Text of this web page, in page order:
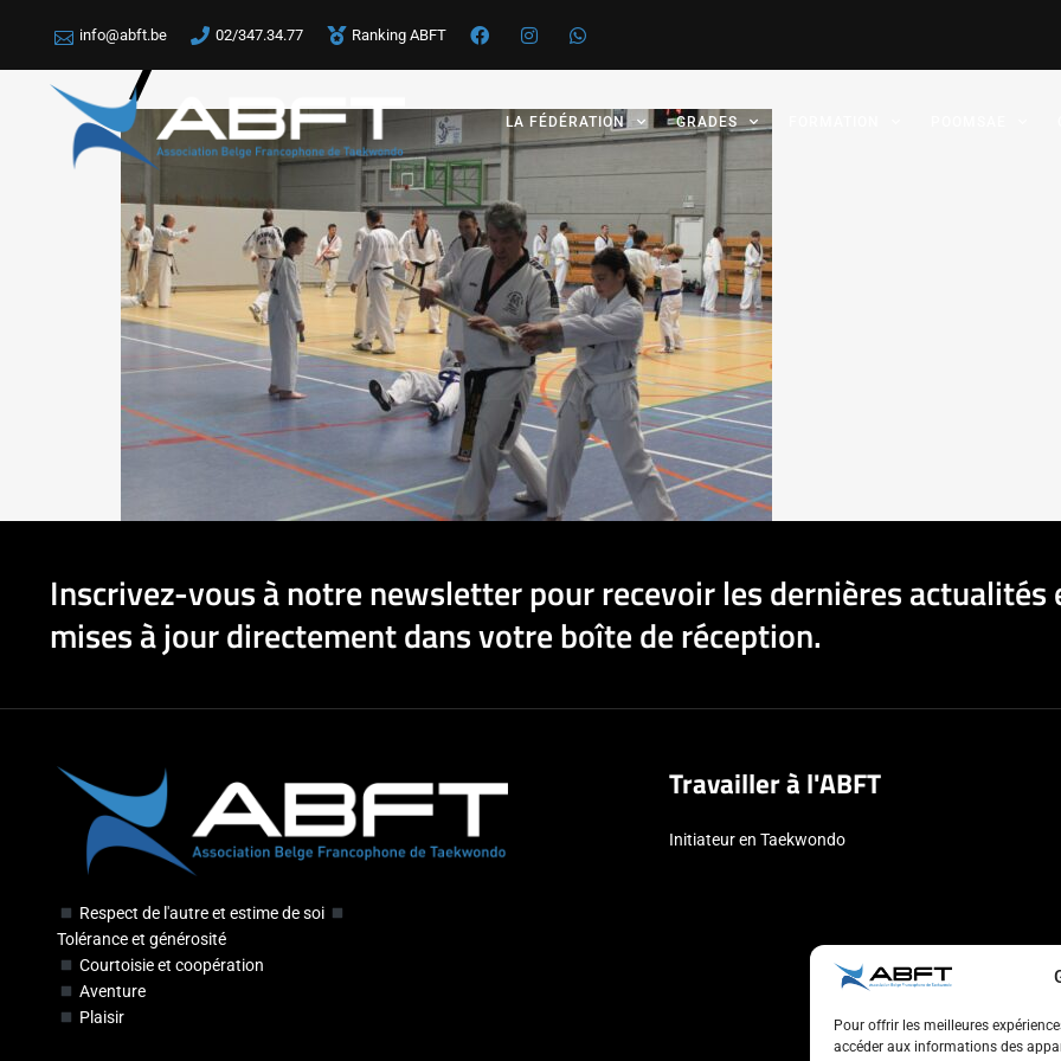
Pour offrir les meilleures
accéder aux informations des
info@abft.be 02/347.34.77 Ranking ABFT
LA FÉDÉRATION GRADES
7
Inscrivez-vous à notre newsletter pour recevoir les dernières actualités
mises à jour directement dans votre boîte de réception.
Respect de l'autre et estime de soi
Tolérance et générosité
Courtoisie et coopération
Aventure
Plaisir
Travailler à l'ABFT
Initiateur en Taekwondo